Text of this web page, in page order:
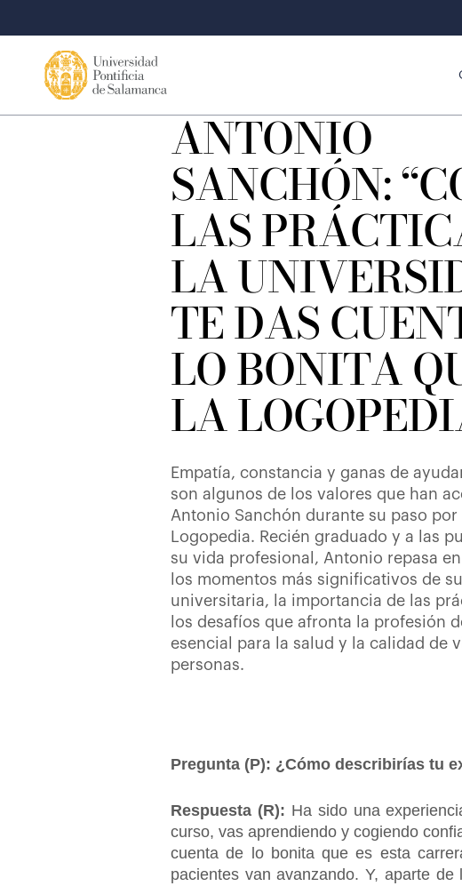
ANTONIO
SANCHÓN:
LAS
LA
TE DAS
LO BONITA
LA
Empatía, constancia y ganas de
son algunos de los valores que han
Antonio Sanchón durante su paso por
Logopedia. Recién graduado y a las
su vida profesional, Antonio repasa
los momentos más significativos de
universitaria, la importancia de las
los desafíos que afronta la profesión
esencial para la salud y la calidad de
personas.
Pregunta (P): ¿Cómo describirías tu
Respuesta (R): Ha sido una
curso, vas aprendiendo y cogiendo
cuenta de lo bonita que es esta
pacientes van avanzando. Y, aparte